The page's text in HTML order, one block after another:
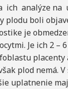
analýze na
plodu boli
je
Je ich 2 –
placenty
plod nemá.
uplatnenie